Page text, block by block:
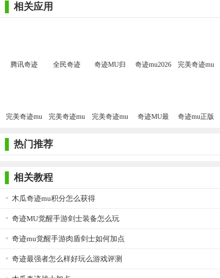
3. 技能加点策略：根据自己的职业特点，合理分配技能点
《奇迹MU》不仅是一款经典的网络游戏，更是一段青春的回
次接触网络游戏的经历，也是他们与朋友、战友共同度过的美好
挑战与机遇的世界中展开冒险，那么《奇迹MU》绝对值得一
试。无论是新手玩家还是老玩家，都能在游戏中找到属于自己的
相关应用
腾讯奇迹
全民奇迹
奇迹MU归
奇迹mu2026
完美奇迹mu
完美奇迹mu
完美奇迹mu
完美奇迹mu
奇迹MU最
奇迹mu正版
热门推荐
相关教程
木瓜奇迹mu积分怎么获得
奇迹MU觉醒手游剑士装备怎么玩
奇迹mu觉醒手游肉盾剑士如何加点
奇迹最强者怎么样好玩么游戏评测